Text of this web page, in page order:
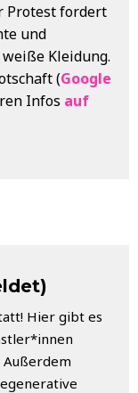
Protest fordert
und
Kleidung.
(Google
Infos auf
Hier gibt es
Außerdem